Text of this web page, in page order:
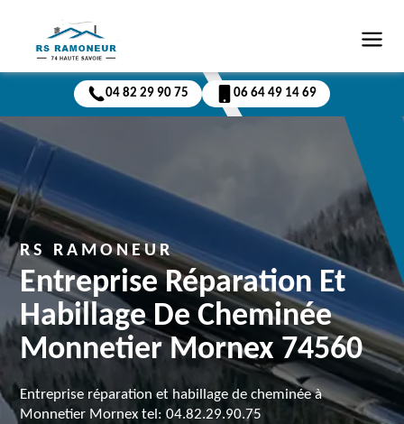
04 82 29 90 75 06 64 49 14 69
RS RAMONEUR
Entreprise Réparation Et
Habillage De Cheminée
Monnetier Mornex 74560
Entreprise réparation et habillage de cheminée à
Monnetier Mornex tel: 04.82.29.90.75